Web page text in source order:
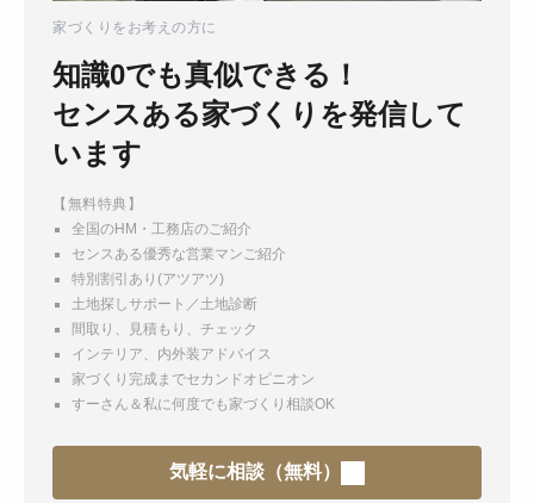
家づくりをお考えの方に
知識0でも真似できる！
センスある家づくりを発信して
います
【無料特典】
全国のHM・工務店のご紹介
センスある優秀な営業マンご紹介
特別割引あり(アツアツ)
土地探しサポート／土地診断
間取り、見積もり、チェック
インテリア、内外装アドバイス
家づくり完成までセカンドオピニオン
すーさん＆私に何度でも家づくり相談OK
気軽に相談（無料）